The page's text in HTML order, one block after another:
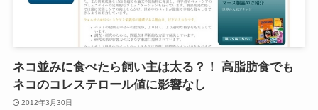
ネコ並みに食べたら飼い主は太る？！ 高脂肪食でも
ネコのコレステロール値に影響なし
2012年3月30日